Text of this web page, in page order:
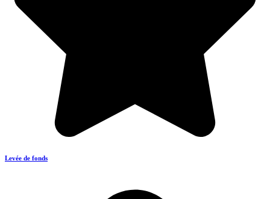
Levée de fonds